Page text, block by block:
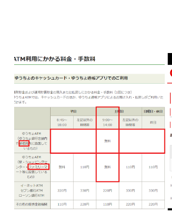
载 PDF（不是费用说明页） 👉
https://www.moj.go.jp/isa/content/
填写： 右上角： 申请受理编号 右下角： 本
入印紙贴付栏」内： 贴 5,500 日元的收入
张 不重叠、不消印 📌 5,500 日元适用于：
后提交的在留期间更新 / 资格变更申请 ②
パック】 可以使用： 青色：レターパック
或红色：レターパックプラス（更稳，但
パック： 提前写好“收件人地址” 可写：
要封口 可 对折一次 （标准做法） 📌 官方